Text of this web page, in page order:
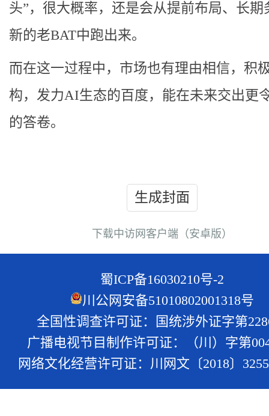
头”，很大概率，还是会从提前布局、长期
新的老BAT中跑出来。
而在这一过程中，市场也有理由相信，积
构，发力AI生态的百度，能在未来交出更
的答卷。
生成封面
下载中访网客户端（安卓版）
蜀ICP备16030210号-2
川公网安备51010802001318号
全国性调查许可证：国统涉外证字第
广播电视节目制作许可证：（川）字第
网络文化经营许可证：川网文〔2018〕